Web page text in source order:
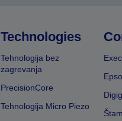
Technologies
Tehnologija bez
zagrevanja
PrecisionCore
Tehnologija Micro Piezo